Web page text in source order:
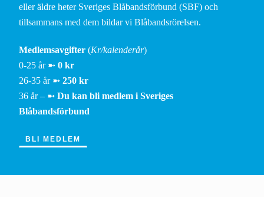
eller äldre heter Sveriges Blåbandsförbund (SBF) och
tillsammans med dem bildar vi Blåbandsrörelsen.
Medlemsavgifter (Kr/kalenderår)
0-25 år ➼ 0 kr
26-35 år ➼ 250 kr
36 år – ➼ Du kan bli medlem i Sveriges
Blåbandsförbund
BLI MEDLEM